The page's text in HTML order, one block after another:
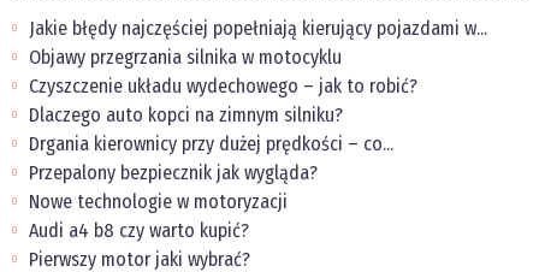
Jakie błędy najczęściej popełniają kierujący pojazdami w...
Objawy przegrzania silnika w motocyklu
Czyszczenie układu wydechowego – jak to robić?
Dlaczego auto kopci na zimnym silniku?
Drgania kierownicy przy dużej prędkości – co...
Przepalony bezpiecznik jak wygląda?
Nowe technologie w motoryzacji
Audi a4 b8 czy warto kupić?
Pierwszy motor jaki wybrać?